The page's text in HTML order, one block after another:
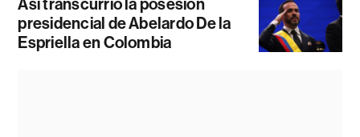
Así transcurrió la posesión
presidencial de Abelardo De la
Espriella en Colombia